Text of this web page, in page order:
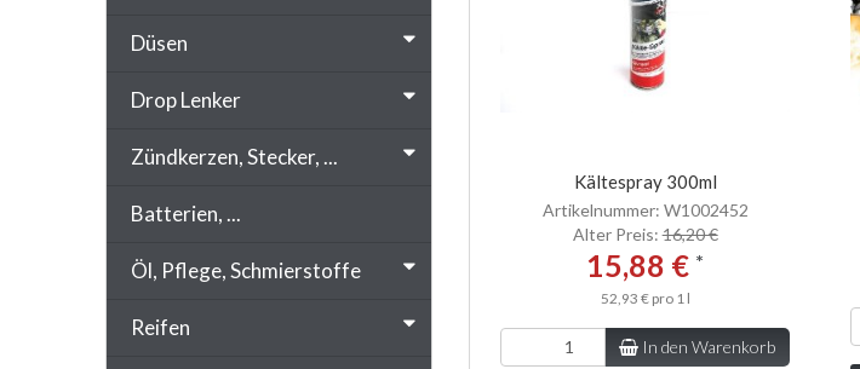
Kältespray 300ml
Artikelnummer: W1002452
Alter Preis:16,20 €
15,88 € *
52,93 € pro 1 l
In den Warenkorb
Düsen
Drop Lenker
Zündkerzen, Stecker, ...
Batterien, ...
Öl, Pflege, Schmierstoffe
Reifen